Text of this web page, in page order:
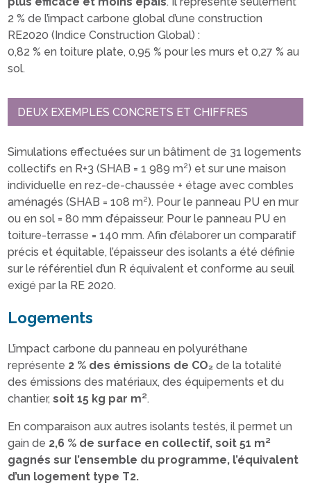
2 % de l’impact carbone global d’une construction
RE2020 (Indice Construction Global) :
0,82 % en toiture plate, 0,95 % pour les murs et 0,27 % au
sol.
DEUX EXEMPLES CONCRETS ET CHIFFRES
Simulations effectuées sur un bâtiment de 31 logements
collectifs en R+3 (SHAB = 1 989 m²) et sur une maison
individuelle en rez-de-chaussée + étage avec combles
aménagés (SHAB = 108 m²). Pour le panneau PU en mur
ou en sol = 80 mm d’épaisseur. Pour le panneau PU en
toiture-terrasse = 140 mm. Afin d’élaborer un comparatif
précis et équitable, l’épaisseur des isolants a été définie
sur le référentiel d’un R équivalent et conforme au seuil
exigé par la RE 2020.
Logements
L’impact carbone du panneau en polyuréthane
représente 2 % des émissions de CO₂ de la totalité
des émissions des matériaux, des équipements et du
chantier,soit 15 kg par m².
En comparaison aux autres isolants testés, il permet un
gain de 2,6 % de surface en collectif, soit 51 m²
gagnés sur l’ensemble du programme, l’équivalent
d’un logement type T2.